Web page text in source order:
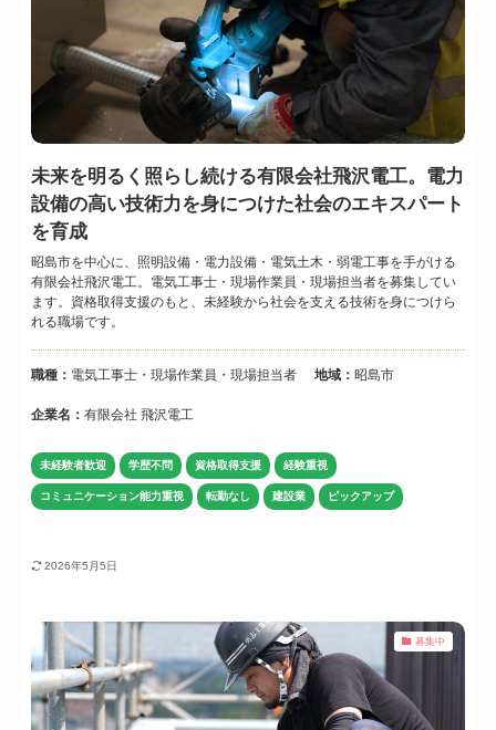
未来を明るく照らし続ける有限会社飛沢電工。電力
設備の高い技術力を身につけた社会のエキスパート
を育成
昭島市を中心に、照明設備・電力設備・電気土木・弱電工事を手がける
有限会社飛沢電工。電気工事士・現場作業員・現場担当者を募集してい
ます。資格取得支援のもと、未経験から社会を支える技術を身につけら
れる職場です。
職種： 電気工事士・現場作業員・現場担当者 地域： 昭島市
企業名： 有限会社 飛沢電工
未経験者歓迎 学歴不問 資格取得支援 経験重視
コミュニケーション能力重視 転勤なし 建設業 ピックアップ
2026年5月5日
募集中